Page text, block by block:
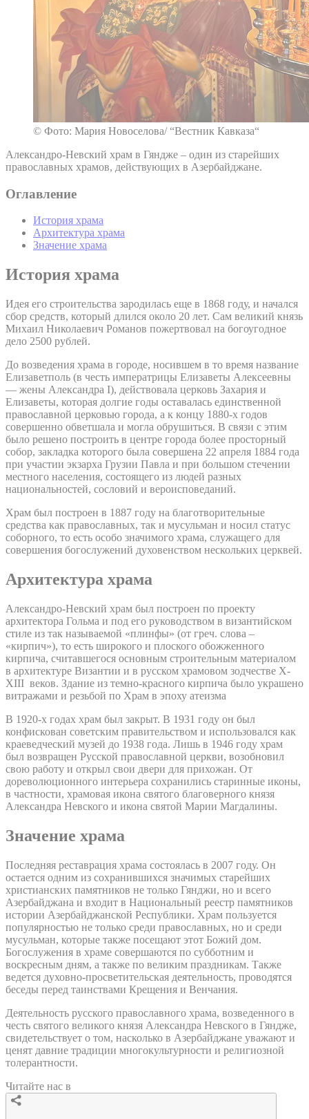
© Фото: Мария Новоселова/ “Вестник Кавказа“
Александро-Невский храм в Гяндже – один из старейших
православных храмов, действующих в Азербайджане.
Оглавление
История храма
Архитектура храма
Значение храма
История храма
Идея его строительства зародилась еще в 1868 году, и начался
сбор средств, который длился около 20 лет. Сам великий князь
Михаил Николаевич Романов пожертвовал на богоугодное
дело 2500 рублей.
До возведения храма в городе, носившем в то время название
Елизаветполь (в честь императрицы Елизаветы Алексеевны
— жены Александра I), действовала церковь Захария и
Елизаветы, которая долгие годы оставалась единственной
православной церковью города, а к концу 1880-х годов
совершенно обветшала и могла обрушиться. В связи с этим
было решено построить в центре города более просторный
собор, закладка которого была совершена 22 апреля 1884 года
при участии экзарха Грузии Павла и при большом стечении
местного населения, состоящего из людей разных
национальностей, сословий и вероисповеданий.
Храм был построен в 1887 году на благотворительные
средства как православных, так и мусульман и носил статус
соборного, то есть особо значимого храма, служащего для
совершения богослужений духовенством нескольких церквей.
Архитектура храма
Александро-Невский храм был построен по проекту
архитектора Гольма и под его руководством в византийском
стиле из так называемой «плинфы» (от греч. слова –
«кирпич»), то есть широкого и плоского обожженного
кирпича, считавшегося основным строительным материалом
в архитектуре Византии и в русском храмовом зодчестве X-
XIII веков. Здание из темно-красного кирпича было украшено
витражами и резьбой по Храм в эпоху атеизма
В 1920-х годах храм был закрыт. В 1931 году он был
конфискован советским правительством и использовался как
краеведческий музей до 1938 года. Лишь в 1946 году храм
был возвращен Русской православной церкви, возобновил
свою работу и открыл свои двери для прихожан. От
дореволюционного интерьера сохранились старинные иконы,
в частности, храмовая икона святого благоверного князя
Александра Невского и икона святой Марии Магдалины.
Значение храма
Последняя реставрация храма состоялась в 2007 году. Он
остается одним из сохранившихся значимых старейших
христианских памятников не только Гянджи, но и всего
Азербайджана и входит в Национальный реестр памятников
истории Азербайджанской Республики. Храм пользуется
популярностью не только среди православных, но и среди
мусульман, которые также посещают этот Божий дом.
Богослужения в храме совершаются по субботним и
воскресным дням, а также по великим праздникам. Также
ведется духовно-просветительская деятельность, проводятся
беседы перед таинствами Крещения и Венчания.
Деятельность русского православного храма, возведенного в
честь святого великого князя Александра Невского в Гяндже,
свидетельствует о том, насколько в Азербайджане уважают и
ценят давние традиции многокультурности и религиозной
толерантности.
Читайте нас в